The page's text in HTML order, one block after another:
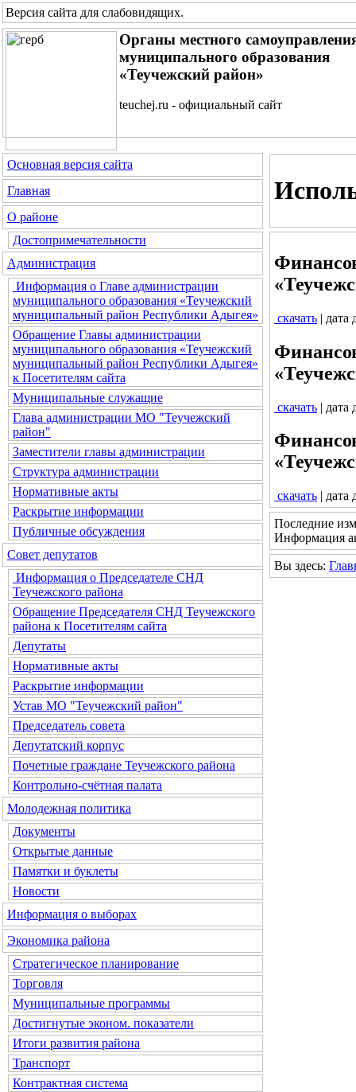
Версия сайта для слабовидящих.
Органы местного
муниципального образования
«Теучежский район»
teuchej.ru - официальный сайт
Основная версия сайта
Главная
О районе
Достопримечательности
Администрация
Информация о Главе администрации
муниципального образования «Теучежский
муниципальный район Республики Адыгея»
Обращение Главы администрации
муниципального образования «Теучежский
муниципальный район Республики Адыгея»
к Посетителям сайта
Муниципальные служащие
Глава администрации МО "Теучежский
район"
Заместители главы администрации
Структура администрации
Нормативные акты
Раскрытие информации
Публичные обсуждения
Совет депутатов
Информация о Председателе СНД
Теучежского района
Обращение Председателя СНД Теучежского
района к Посетителям сайта
Депутаты
Нормативные акты
Раскрытие информации
Устав МО "Теучежский район"
Председатель совета
Депутатский корпус
Почетные граждане Теучежского района
Контрольно-счётная палата
Молодежная политика
Документы
Открытые данные
Памятки и буклеты
Новости
Информация о выборах
Экономика района
Стратегическое планирование
Торговля
Муниципальные программы
Достигнутые эконом. показатели
Итоги развития района
Транспорт
Контрактная система
скачать | дата
скачать | дата
скачать | дата
Последние
Информация
Вы здесь: